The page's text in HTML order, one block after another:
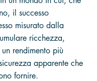
il successo
misurato dalla
ricchezza,
rendimento più
apparente che
fornire.